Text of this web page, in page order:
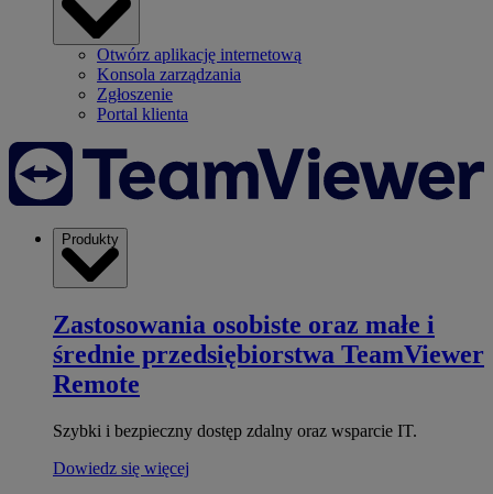
Otwórz aplikację internetową
Konsola zarządzania
Zgłoszenie
Portal klienta
Produkty
Zastosowania osobiste oraz małe i
średnie przedsiębiorstwa TeamViewer
Remote
Szybki i bezpieczny dostęp zdalny oraz wsparcie IT.
Dowiedz się więcej